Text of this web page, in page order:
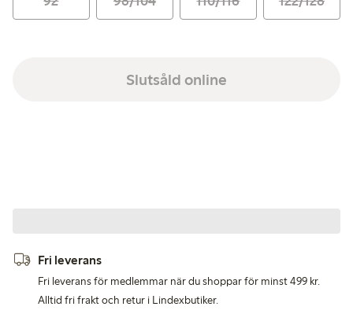
Slutsåld online
Fri leverans
Fri leverans för medlemmar när du shoppar för minst 499 kr.
Alltid fri frakt och retur i Lindexbutiker.